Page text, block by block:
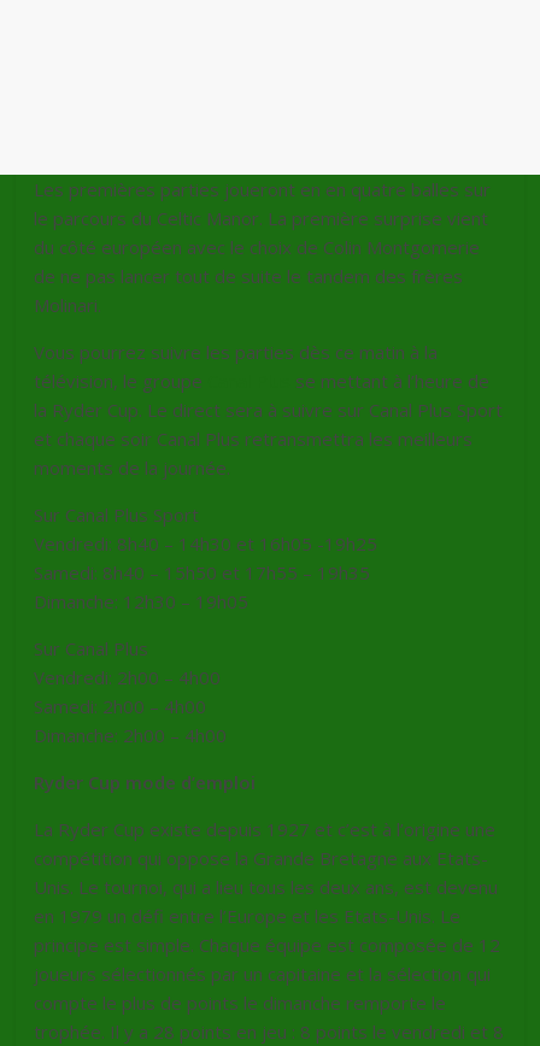
Les premières parties joueront en en quatre balles sur
le parcours du Celtic Manor. La première surprise vient
du côté européen avec le choix de Colin Montgomerie
de ne pas lancer tout de suite le tandem des frères
Molinari.
Vous pourrez suivre les parties dès ce matin à la
télévision, le groupe
se mettant à l’heure de
la Ryder Cup. Le direct sera à suivre sur Canal Plus Sport
et chaque soir Canal Plus retransmettra les meilleurs
moments de la journée.
Sur Canal Plus Sport
Vendredi: 8h40 – 14h30 et 16h05 -19h25
Samedi: 8h40 – 15h50 et 17h55 – 19h35
Dimanche: 12h30 – 19h05
Sur Canal Plus
Vendredi: 2h00 – 4h00
Samedi: 2h00 – 4h00
Dimanche: 2h00 – 4h00
Ryder Cup mode d’emploi
La Ryder Cup existe depuis 1927 et c’est à l’origine une
compétition qui oppose la Grande Bretagne aux Etats-
Unis. Le tournoi, qui a lieu tous les deux ans, est devenu
en 1979 un défi entre l’Europe et les Etats-Unis. Le
principe est simple. Chaque équipe est composée de 12
joueurs sélectionnés par un capitaine et la sélection qui
compte le plus de points le dimanche remporte le
trophée. Il y a 28 points en jeu : 8 points le vendredi et 8